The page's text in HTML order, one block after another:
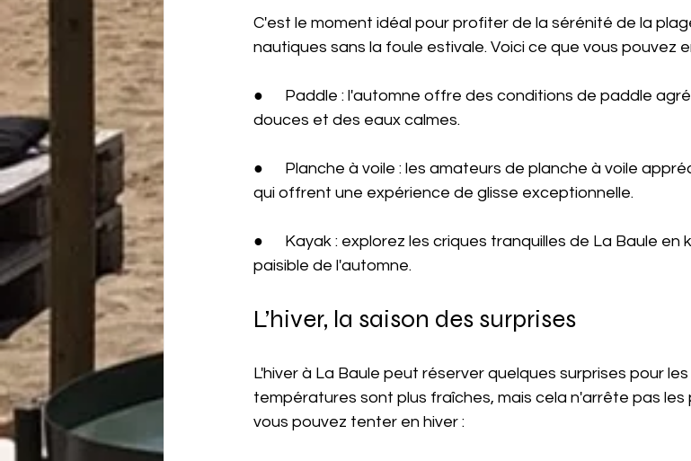
C'est le moment idéal pour profiter de la sérénité de la
nautiques sans la foule estivale. Voici ce que vous pouvez
●      Paddle : l'automne offre des conditions de paddle
douces et des eaux calmes.
●      Planche à voile : les amateurs de planche à voile
qui offrent une expérience de glisse exceptionnelle.
●      Kayak : explorez les criques tranquilles de La Baule
paisible de l'automne.
L’hiver, la saison des surprises
L'hiver à La Baule peut réserver quelques surprises pour
températures sont plus fraîches, mais cela n'arrête pas les
vous pouvez tenter en hiver :